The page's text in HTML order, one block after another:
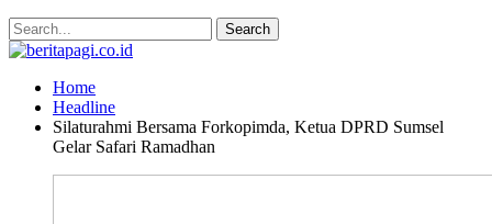
Home
Headline
Silaturahmi Bersama Forkopimda, Ketua DPRD Sumsel
Gelar Safari Ramadhan